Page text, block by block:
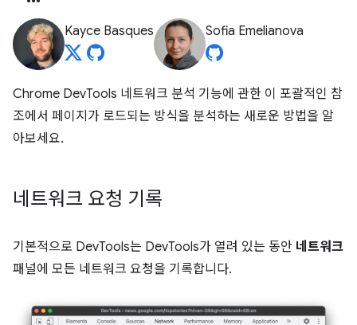
Kayce Basques Sofia Emelianova
Chrome DevTools 네트워크 분석 기능에 관한 이 포괄적인 참
조에서 페이지가 로드되는 방식을 분석하는 새로운 방법을 알
아보세요.
네트워크 요청 기록
기본적으로 DevTools는 DevTools가 열려 있는 동안 네트워크
패널에 모든 네트워크 요청을 기록합니다.